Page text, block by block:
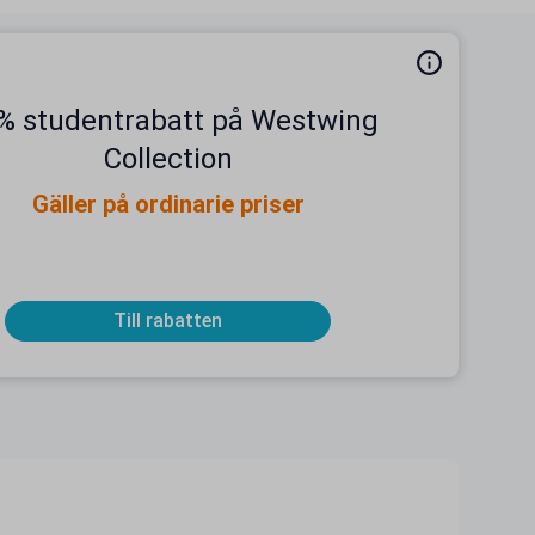
studentrabatt på Westwing
Collection
Gäller på ordinarie priser
Till rabatten